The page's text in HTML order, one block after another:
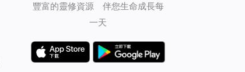
豐富的靈修資源 伴您生命成長每
一天